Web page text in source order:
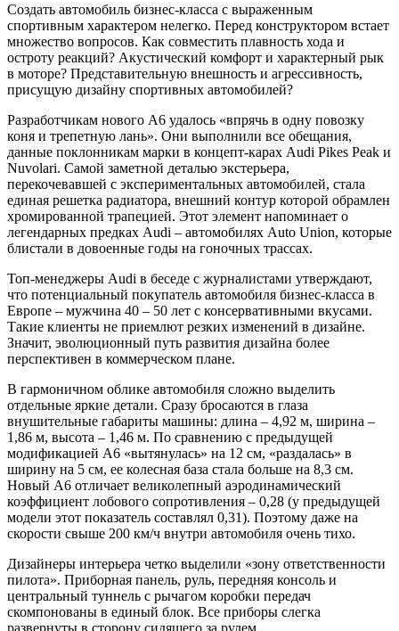
Создать автомобиль бизнес-класса с выраженным
спортивным характером нелегко. Перед конструктором встает
множество вопросов. Как совместить плавность хода и
остроту реакций? Акустический комфорт и характерный рык
в моторе? Представительную внешность и агрессивность,
присущую дизайну спортивных автомобилей?
Разработчикам нового А6 удалось «впрячь в одну повозку
коня и трепетную лань». Они выполнили все обещания,
данные поклонникам марки в концепт-карах Audi Pikes Peak и
Nuvolari. Самой заметной деталью экстерьера,
перекочевавшей с экспериментальных автомобилей, стала
единая решетка радиатора, внешний контур которой обрамлен
хромированной трапецией. Этот элемент напоминает о
легендарных предках Audi – автомобилях Auto Union, которые
блистали в довоенные годы на гоночных трассах.
Топ-менеджеры Audi в беседе с журналистами утверждают,
что потенциальный покупатель автомобиля бизнес-класса в
Европе – мужчина 40 – 50 лет с консервативными вкусами.
Такие клиенты не приемлют резких изменений в дизайне.
Значит, эволюционный путь развития дизайна более
перспективен в коммерческом плане.
В гармоничном облике автомобиля сложно выделить
отдельные яркие детали. Сразу бросаются в глаза
внушительные габариты машины: длина – 4,92 м, ширина –
1,86 м, высота – 1,46 м. По сравнению с предыдущей
модификацией A6 «вытянулась» на 12 см, «раздалась» в
ширину на 5 см, ее колесная база стала больше на 8,3 см.
Новый A6 отличает великолепный аэродинамический
коэффициент лобового сопротивления – 0,28 (у предыдущей
модели этот показатель составлял 0,31). Поэтому даже на
скорости свыше 200 км/ч внутри автомобиля очень тихо.
Дизайнеры интерьера четко выделили «зону ответственности
пилота». Приборная панель, руль, передняя консоль и
центральный туннель с рычагом коробки передач
скомпонованы в единый блок. Все приборы слегка
развернуты в сторону сидящего за рулем.